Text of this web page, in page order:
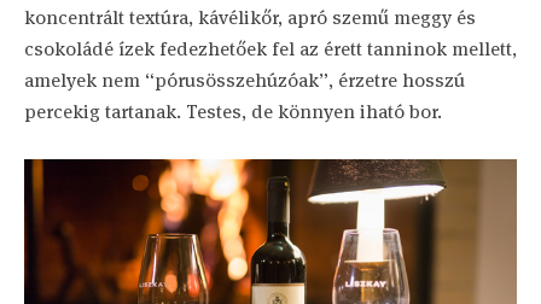
koncentrált textúra, kávélikőr, apró szemű meggy és
csokoládé ízek fedezhetőek fel az érett tanninok mellett,
amelyek nem “pórusösszehúzóak”, érzetre hosszú
percekig tartanak. Testes, de könnyen iható bor.